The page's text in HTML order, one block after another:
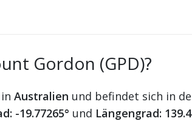
Gordon (GPD)?
Australien und befindet sich in
-19.77265° und Längengrad: